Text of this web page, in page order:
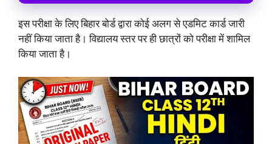
इस परीक्षा के लिए बिहार बोर्ड द्वारा कोई अलग से एडमिट कार्ड जारी
नहीं किया जाता है। विद्यालय स्तर पर ही छात्रों को परीक्षा में शामिल
किया जाता है।